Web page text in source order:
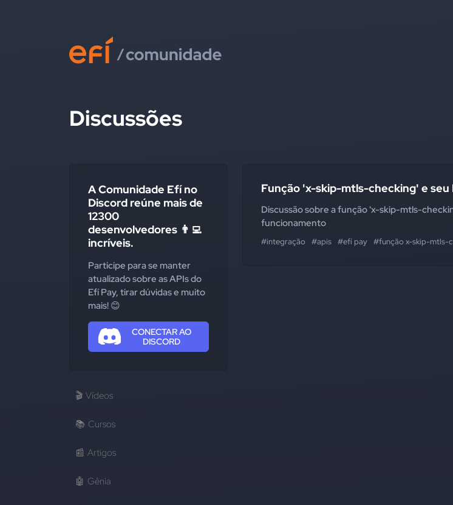
Discussões
A Comunidade Efí no
Discord reúne mais de
12300
desenvolvedores 👨‍💻
incríveis.
Participe para se manter
atualizado sobre as APIs do
Efí Pay, tirar dúvidas e muito
mais! 😊
CONECTAR AO
DISCORD
🎬 Vídeos
📚 Cursos
📰 Artigos
🤖 Gênia
Função 'x-skip-mtls-checking' e seu
Discussão sobre a função 'x-skip-mtls-
funcionamento
#integração #apis #efí pay #função x-skip-mtls-